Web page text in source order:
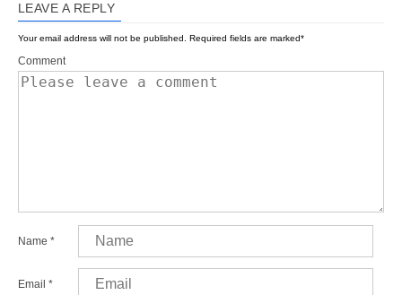
LEAVE A REPLY
Your email address will not be published. Required fields are marked*
Comment
Name *
Email *